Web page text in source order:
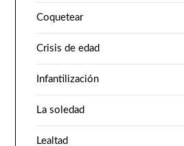
Coquetear
Crisis de edad
Infantilización
La soledad
Lealtad